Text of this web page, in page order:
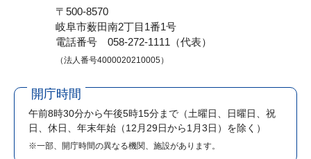
〒500-8570
岐阜市薮田南2丁目1番1号
電話番号 058-272-1111（代表）
（法人番号4000020210005）
開庁時間
午前8時30分から午後5時15分まで （土曜日、日曜日、祝
日、休日、年末年始（12月29日から1月3日）を除く）
※一部、開庁時間の異なる機関、施設があります。